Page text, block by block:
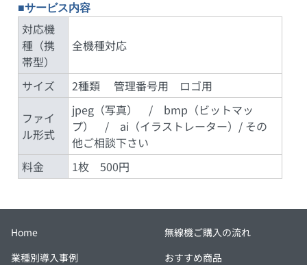
■サービス内容
対応機
種（携
帯型）
全機種対応
サイズ
2種類 管理番号用 ロゴ用
ファイ
ル形式
jpeg（写真） / bmp（ビットマッ
プ） / ai（イラストレーター）/ その
他ご相談下さい
料金
1枚 500円
Home
無線機ご購入の流れ
業種別導入事例
おすすめ商品